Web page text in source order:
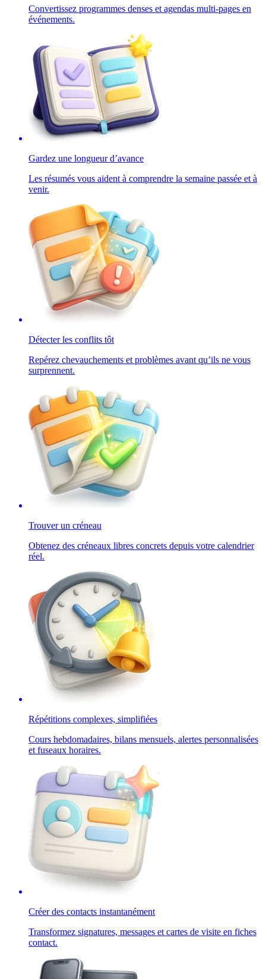
Convertissez programmes denses et agendas multi-pages en
événements.
Gardez une longueur d’avance
Les résumés vous aident à comprendre la semaine passée et à
venir.
Détecter les conflits tôt
Repérez chevauchements et problèmes avant qu’ils ne vous
surprennent.
Trouver un créneau
Obtenez des créneaux libres concrets depuis votre calendrier
réel.
Répétitions complexes, simplifiées
Cours hebdomadaires, bilans mensuels, alertes personnalisées
et fuseaux horaires.
Créer des contacts instantanément
Transformez signatures, messages et cartes de visite en fiches
contact.